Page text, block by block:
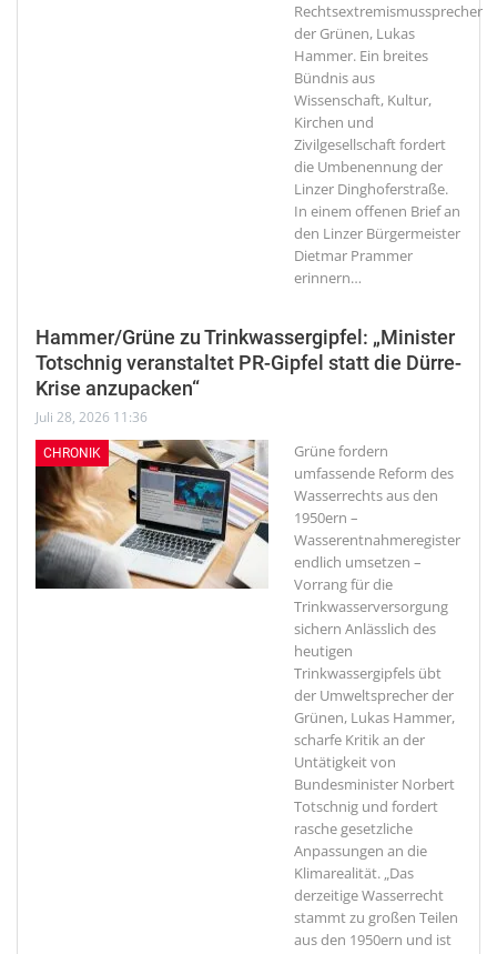
Rechtsextremismussprecher
der Grünen, Lukas
Hammer. Ein breites
Bündnis aus
Wissenschaft, Kultur,
Kirchen und
Zivilgesellschaft fordert
die Umbenennung der
Linzer Dinghoferstraße.
In einem offenen Brief an
den Linzer Bürgermeister
Dietmar Prammer
erinnern…
Hammer/Grüne zu Trinkwassergipfel: „Minister
Totschnig veranstaltet PR-Gipfel statt die Dürre-
Krise anzupacken“
Juli 28, 2026 11:36
CHRONIK
Grüne fordern
umfassende Reform des
Wasserrechts aus den
1950ern –
Wasserentnahmeregister
endlich umsetzen –
Vorrang für die
Trinkwasserversorgung
sichern Anlässlich des
heutigen
Trinkwassergipfels übt
der Umweltsprecher der
Grünen, Lukas Hammer,
scharfe Kritik an der
Untätigkeit von
Bundesminister Norbert
Totschnig und fordert
rasche gesetzliche
Anpassungen an die
Klimarealität. „Das
derzeitige Wasserrecht
stammt zu großen Teilen
aus den 1950ern und ist